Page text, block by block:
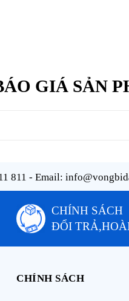
GIÁ SẢN
811 - Email:
CHÍNH SÁCH
ĐỔI
CHÍNH SÁCH